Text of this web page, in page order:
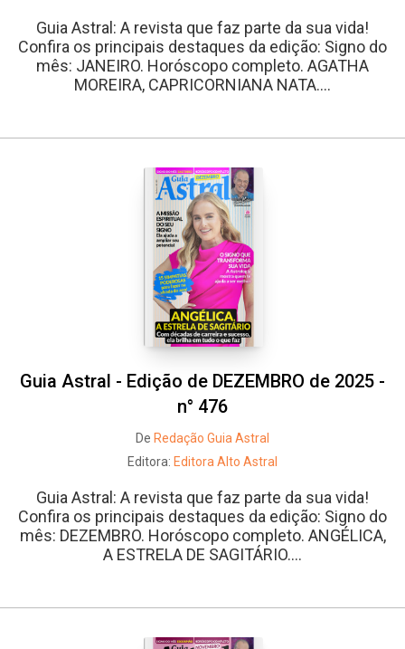
Guia Astral: A revista que faz parte da sua vida!
Confira os principais destaques da edição: Signo do
mês: JANEIRO. Horóscopo completo. AGATHA
MOREIRA, CAPRICORNIANA NATA....
Guia Astral - Edição de DEZEMBRO de 2025 -
n° 476
De Redação Guia Astral
Editora: Editora Alto Astral
Guia Astral: A revista que faz parte da sua vida!
Confira os principais destaques da edição: Signo do
mês: DEZEMBRO. Horóscopo completo. ANGÉLICA,
A ESTRELA DE SAGITÁRIO....